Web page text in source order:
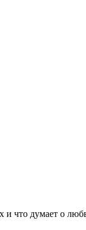
что думает о